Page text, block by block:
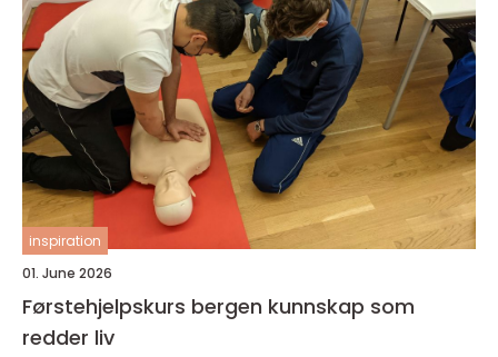
inspiration
01. June 2026
Førstehjelpskurs bergen kunnskap som
redder liv